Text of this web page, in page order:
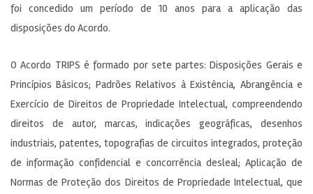
foi concedido um período de 10 anos para a aplicação das
disposições do Acordo.
O Acordo TRIPS é formado por sete partes: Disposições Gerais e
Princípios Básicos; Padrões Relativos à Existência, Abrangência e
Exercício de Direitos de Propriedade Intelectual, compreendendo
direitos de autor, marcas, indicações geográficas, desenhos
industriais, patentes, topografias de circuitos integrados, proteção
de informação confidencial e concorrência desleal; Aplicação de
Normas de Proteção dos Direitos de Propriedade Intelectual, que